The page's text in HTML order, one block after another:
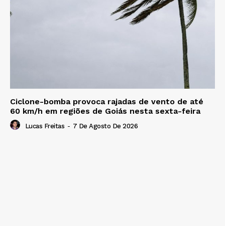
Ciclone-bomba provoca rajadas de vento de até
60 km/h em regiões de Goiás nesta sexta-feira
Lucas Freitas - 7 De Agosto De 2026